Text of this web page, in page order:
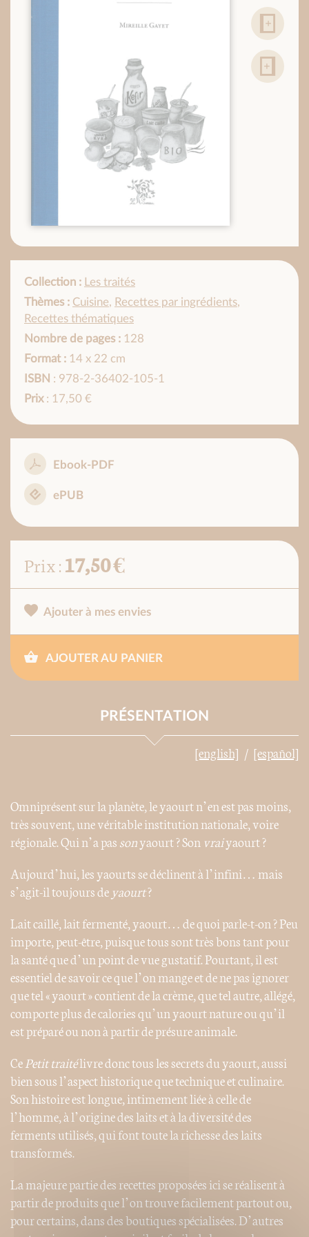
Collection : Les traités
Thèmes : Cuisine, Recettes par ingrédients,
Recettes thématiques
Nombre de pages : 128
Format : 14 x 22 cm
ISBN : 978-2-36402-105-1
Prix: 17,50 €
Ebook-PDF
ePUB
Prix :17,50 €
Ajouter à mes envies
AJOUTER AU PANIER
PRÉSENTATION
[english] [español]
Omniprésent sur la planète, le yaourt n’en est pas moins,
très souvent, une véritable institution nationale, voire
régionale. Qui n’a passonyaourt ? Son vraiyaourt ?
Aujourd’hui, les yaourts se déclinent à l’infini… mais
s’agit-il toujours de yaourt?
Lait caillé, lait fermenté, yaourt… de quoi parle-t-on ? Peu
importe, peut-être, puisque tous sont très bons tant pour
la santé que d’un point de vue gustatif. Pourtant, il est
essentiel de savoir ce que l’on mange et de ne pas ignorer
que tel « yaourt » contient de la crème, que tel autre, allégé,
comporte plus de calories qu’un yaourt nature ou qu’il
est préparé ou non à partir de présure animale.
CePetit traitélivre donc tous les secrets du yaourt, aussi
bien sous l’aspect historique que technique et culinaire.
Son histoire est longue, intimement liée à celle de
l’homme, à l’origine des laits et à la diversité des
ferments utilisés, qui font toute la richesse des laits
transformés.
La majeure partie des recettes proposées ici se réalisent à
partir de produits que l’on trouve facilement partout ou,
pour certains, dans des boutiques spécialisées. D’autres